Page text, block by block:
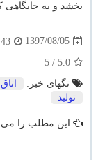
بخشد و به جایگاهی
1397/08/05
5.0
/ 5
تگهای خبر:
تولید
این مطلب را می